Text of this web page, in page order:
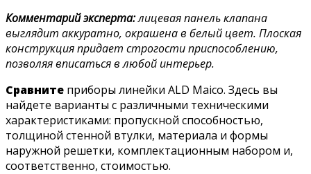
Комментарий эксперта:лицевая панель клапана
выглядит аккуратно, окрашена в белый цвет. Плоская
конструкция придает строгости приспособлению,
позволяя вписаться в любой интерьер.
Сравните приборы линейки ALD Maico. Здесь вы
найдете варианты с различными техническими
характеристиками: пропускной способностью,
толщиной стенной втулки, материала и формы
наружной решетки, комплектационным набором и,
соответственно, стоимостью.